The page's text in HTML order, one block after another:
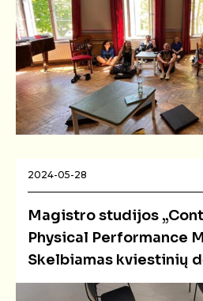
2024-05-28
Magistro studijos
Physical Performance
Skelbiamas kviestinių